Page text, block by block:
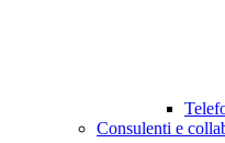
Consulenti e